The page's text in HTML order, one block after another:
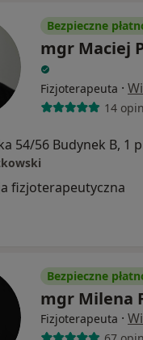
Bezpieczne
mgr Maciej
Fizjoterapeuta ·
14
fizjoterapeutyczna
Bezpieczne
mgr Milena
Fizjoterapeuta ·